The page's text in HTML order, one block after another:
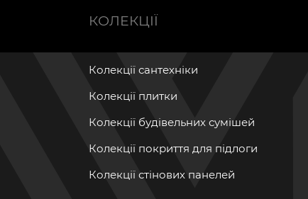
КОЛЕКЦІЇ
Колекції сантехніки
Колекції плитки
Колекції будівельних сумішей
Колекції покриття для підлоги
Колекції стінових панелей